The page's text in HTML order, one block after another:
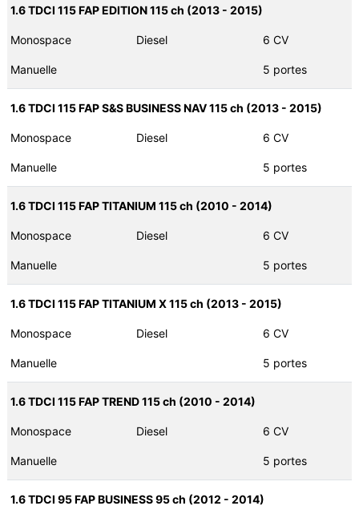
1.6 TDCI 115 FAP EDITION 115 ch (2013 - 2015)
Monospace Diesel 6 CV
Manuelle 5 portes
1.6 TDCI 115 FAP S&S BUSINESS NAV 115 ch (2013 - 2015)
Monospace Diesel 6 CV
Manuelle 5 portes
1.6 TDCI 115 FAP TITANIUM 115 ch (2010 - 2014)
Monospace Diesel 6 CV
Manuelle 5 portes
1.6 TDCI 115 FAP TITANIUM X 115 ch (2013 - 2015)
Monospace Diesel 6 CV
Manuelle 5 portes
1.6 TDCI 115 FAP TREND 115 ch (2010 - 2014)
Monospace Diesel 6 CV
Manuelle 5 portes
1.6 TDCI 95 FAP BUSINESS 95 ch (2012 - 2014)